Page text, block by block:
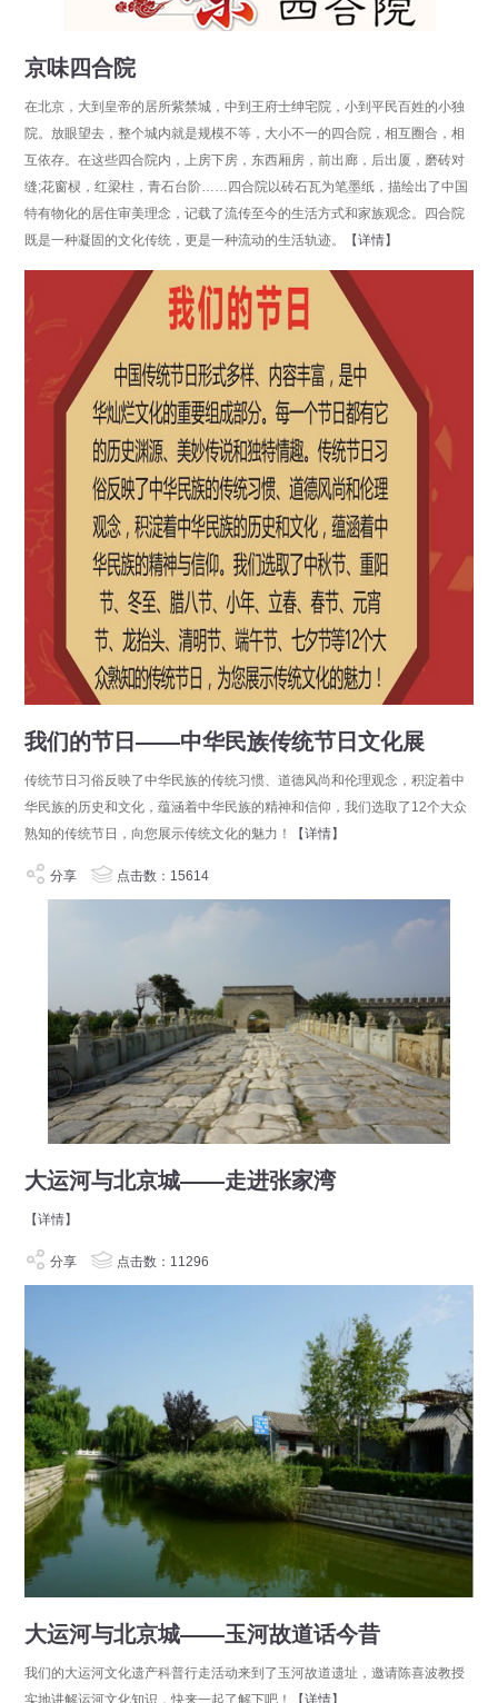
京味四合院
在北京，大到皇帝的居所紫禁城，中到王府士绅宅院，小到平民百姓的小独
院。放眼望去，整个城内就是规模不等，大小不一的四合院，相互圈合，相
互依存。在这些四合院内，上房下房，东西厢房，前出廊，后出厦，磨砖对
缝;花窗棂，红梁柱，青石台阶……四合院以砖石瓦为笔墨纸，描绘出了中国
特有物化的居住审美理念，记载了流传至今的生活方式和家族观念。四合院
既是一种凝固的文化传统，更是一种流动的生活轨迹。
【详情】
点击数：15930
我们的节日——中华民族传统节日文化展
传统节日习俗反映了中华民族的传统习惯、道德风尚和伦理观念，积淀着中
华民族的历史和文化，蕴涵着中华民族的精神和信仰，我们选取了12个大众
熟知的传统节日，向您展示传统文化的魅力！
【详情】
分享 点击数：15614
大运河与北京城——走进张家湾
【详情】
分享 点击数：11296
大运河与北京城——玉河故道话今昔
我们的大运河文化遗产科普行走活动来到了玉河故道遗址，邀请陈喜波教授
实地讲解运河文化知识，快来一起了解下吧！
【详情】